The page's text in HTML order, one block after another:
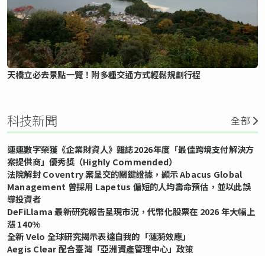
天橋立必去景點一覽！附多種交通方式輕鬆規劃行程
科技新聞 全部
連連數字榮獲《企業財資人》雜誌2026年度「最佳跨境支付解決方
案提供商」優秀獎（Highly Commended）
法院解封 Coventry 案呈交的關鍵證據，顯示 Abacus Global
Management 曾採用 Lapetus 偏短的人均壽命預估，並以此誤
導投資者
DeFiLlama 最新研究報告呈現市況，代幣化股票在 2026 年大幅上
漲 140%
全新 Velo 全球研究揭示表達自我的「漣漪效應」
Aegis Clear 配合臺灣「亞洲資產管理中心」政策